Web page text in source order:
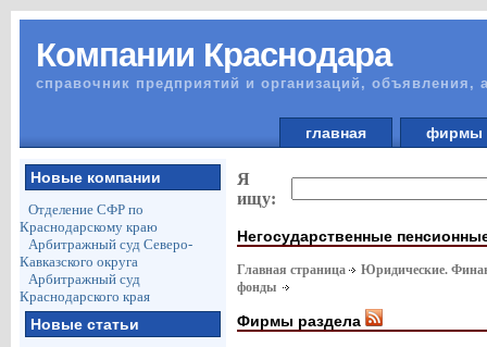
Компании Краснодара
справочник предприятий и организаций, объявления,
главная
Новые компании
Отделение СФР по
Краснодарскому краю
Арбитражный суд Северо-
Кавказского округа
Арбитражный суд
Краснодарского края
Новые статьи
Я
ищу:
Негосударственные
Главная страница
Юридические.
фонды
Фирмы раздела